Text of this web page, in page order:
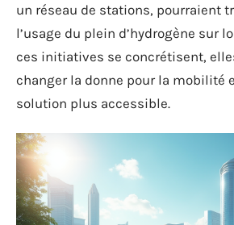
un réseau de stations, pourraient
l’usage du plein d’hydrogène sur
ces initiatives se concrétisent,
changer la donne pour la mobilité
solution plus accessible.